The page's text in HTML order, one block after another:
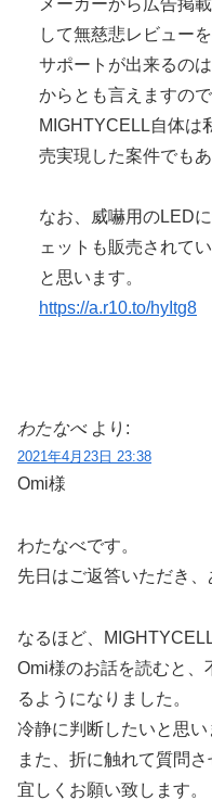
して無慈悲レビュー
サポートが出来るの
からとも言えますの
MIGHTYCELL自体は
売実現した案件でもあ
なお、威嚇用のLED
ェットも販売されて
と思います。
https://a.r10.to/hyItg8
わたなべ より:
2021年4月23日 23:38
Omi様
わたなべです。
先日はご返答いただき、
なるほど、
Omi様のお話を読むと、
るようになりました。
冷静に判断したいと思い
また、折に触れて質問
宜しくお願い致します。